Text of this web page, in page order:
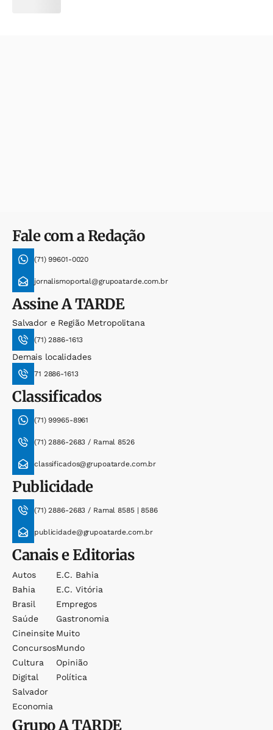
Fale com a Redação
(71) 99601-0020
jornalismoportal@grupoatarde.com.br
AssineA TARDE
Salvador e Região Metropolitana
(71) 2886-1613
Demais localidades
71 2886-1613
Classificados
(71) 99965-8961
(71) 2886-2683 / Ramal 8526
classificados@grupoatarde.com.br
Publicidade
(71) 2886-2683 / Ramal 8585 | 8586
publicidade@grupoatarde.com.br
Canais e Editorias
Autos
Bahia
Brasil
Saúde
Cineinsite
Concursos
Cultura
Digital
Salvador
Economia
E.c. Bahia
E.c. Vitória
Empregos
Gastronomia
Muito
Mundo
Opinião
Política
GrupoA TARDE